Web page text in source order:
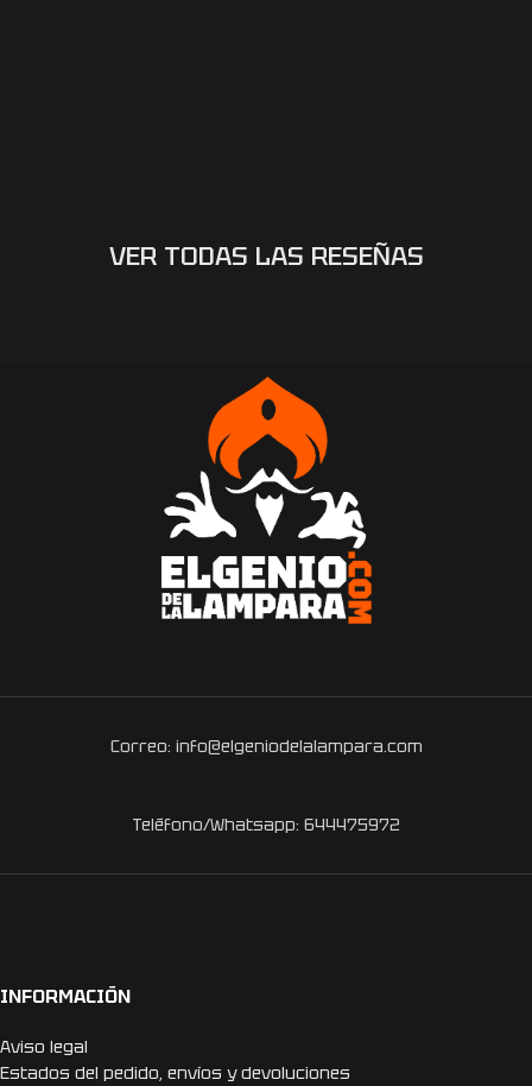
VER TODAS LAS RESEÑAS
Correo: info@elgeniodelalampara.com
Teléfono/Whatsapp: 644475972
INFORMACIÓN
Aviso legal
Estados del pedido, envíos y devoluciones